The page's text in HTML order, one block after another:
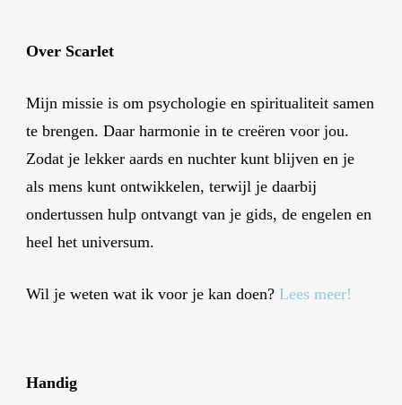
Over Scarlet
Mijn missie is om psychologie en spiritualiteit samen
te brengen. Daar harmonie in te creëren voor jou.
Zodat je lekker aards en nuchter kunt blijven en je
als mens kunt ontwikkelen, terwijl je daarbij
ondertussen hulp ontvangt van je gids, de engelen en
heel het universum.
Wil je weten wat ik voor je kan doen? Lees meer!
Handig